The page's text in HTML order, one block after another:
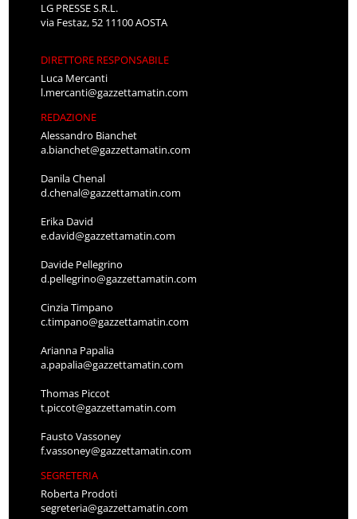
LG PRESSE S.R.L.
via Festaz, 52 11100 AOSTA
DIRETTORE RESPONSABILE
Luca Mercanti
l.mercanti@gazzettamatin.com
REDAZIONE
Alessandro Bianchet
a.bianchet@gazzettamatin.com
Danila Chenal
d.chenal@gazzettamatin.com
Erika David
e.david@gazzettamatin.com
Davide Pellegrino
d.pellegrino@gazzettamatin.com
Cinzia Timpano
c.timpano@gazzettamatin.com
Arianna Papalia
a.papalia@gazzettamatin.com
Thomas Piccot
t.piccot@gazzettamatin.com
Fausto Vassoney
f.vassoney@gazzettamatin.com
SEGRETERIA
Roberta Prodoti
segreteria@gazzettamatin.com